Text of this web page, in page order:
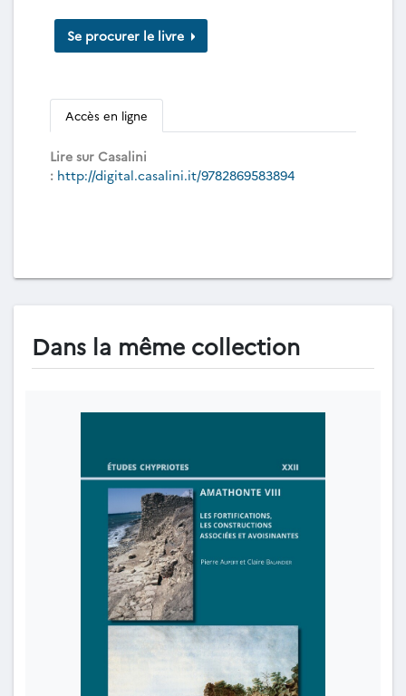
Se procurer le livre
Accès en ligne
Lire sur Casalini
: http://digital.casalini.it/9782869583894
Dans la même collection